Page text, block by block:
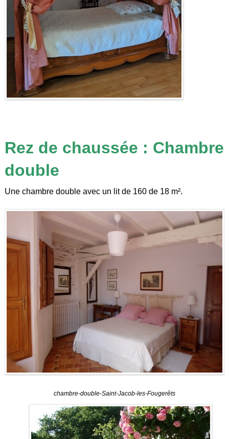
Rez de chaussée : Chambre
double
Une chambre double avec un lit de 160 de 18 m².
chambre-double-Saint-Jacob-les-Fougerêts